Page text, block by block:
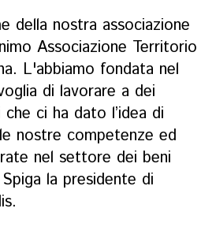
della nostra associazione
Associazione Territorio
L'abbiamo fondata nel
di lavorare a dei
ci ha dato l’idea di
nostre competenze ed
nel settore dei beni
la presidente di